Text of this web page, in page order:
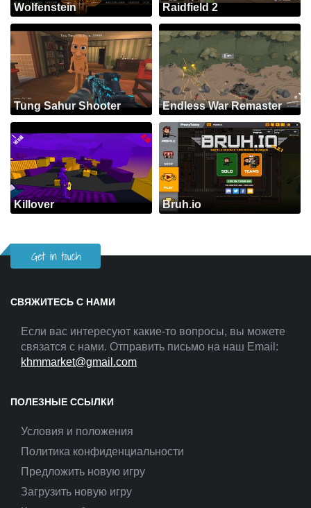
Wolfenstein
Raidfield 2
Tung Sahur Shooter Endless War Remaster
Killover Bruh.io
Get in touch
СВЯЖИТЕСЬ С НАМИ
Если вас интересуют какие-то вопросы, вы можете
связатся с нами. Отправить письмо на наш Email:
khmmarket@gmail.com
ПОЛЕЗНЫЕ ССЫЛКИ
Условия и положения
Политика конфиденциальности
Предложить новую игру
Загрузить новую игру